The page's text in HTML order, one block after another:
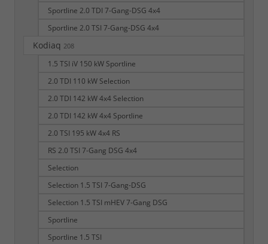
Sportline 2.0 TDI 7-Gang-DSG 4x4
Sportline 2.0 TSI 7-Gang-DSG 4x4
Kodiaq 208
1.5 TSI iV 150 kW Sportline
2.0 TDI 110 kW Selection
2.0 TDI 142 kW 4x4 Selection
2.0 TDI 142 kW 4x4 Sportline
2.0 TSI 195 kW 4x4 RS
RS 2.0 TSI 7-Gang DSG 4x4
Selection
Selection 1.5 TSI 7-Gang-DSG
Selection 1.5 TSI mHEV 7-Gang DSG
Sportline
Sportline 1.5 TSI